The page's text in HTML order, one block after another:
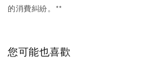
的消費糾紛。**
您可能也喜歡